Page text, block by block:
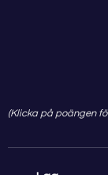
(Klicka på poängen